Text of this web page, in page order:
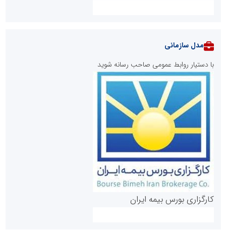
روابط عمومی خبرگزاری گزارش خبر
مدل سازمانی
با دستیار روابط عمومی صاحب رسانه شوید
کارگزاری بورس بیمه ایران